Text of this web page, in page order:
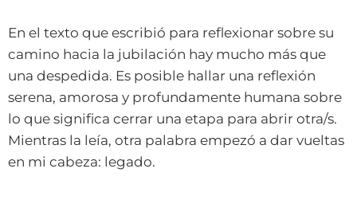
En el texto que escribió para reflexionar sobre su
camino hacia la jubilación hay mucho más que
una despedida. Es posible hallar una reflexión
serena, amorosa y profundamente humana sobre
lo que significa cerrar una etapa para abrir otra/s.
Mientras la leía, otra palabra empezó a dar vueltas
en mi cabeza: legado.